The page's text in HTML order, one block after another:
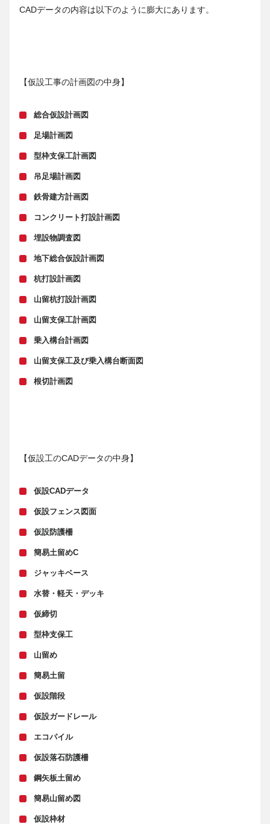
CADデータの内容は以下のように膨大にあります。
【仮設工事の計画図の中身】
総合仮設計画図
足場計画図
型枠支保工計画図
吊足場計画図
鉄骨建方計画図
コンクリート打設計画図
埋設物調査図
地下総合仮設計画図
杭打設計画図
山留杭打設計画図
山留支保工計画図
乗入構台計画図
山留支保工及び乗入構台断面図
根切計画図
【仮設工のCADデータの中身】
仮設CADデータ
仮設フェンス図面
仮設防護柵
簡易土留めC
ジャッキベース
水替・軽天・デッキ
仮締切
型枠支保工
山留め
簡易土留
仮設階段
仮設ガードレール
エコパイル
仮設落石防護柵
鋼矢板土留め
簡易山留め図
仮設枠材